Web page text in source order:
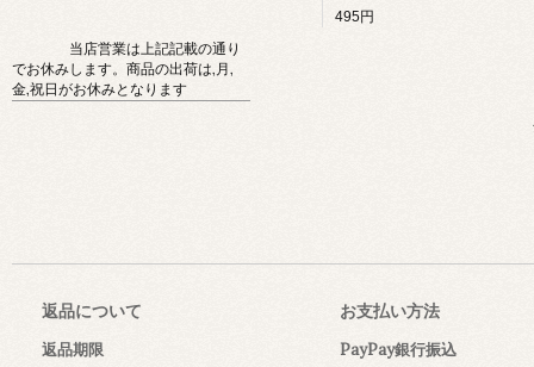
495円
当店営業は上記記載の通り
でお休みします。商品の出荷は,月,
金,祝日がお休みとなります
返品について
返品期限
お支払い方法
PayPay銀行振込